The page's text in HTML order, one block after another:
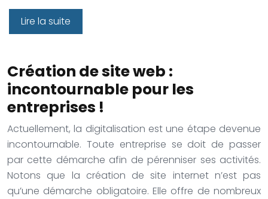
Lire la suite
Création de site web :
incontournable pour les
entreprises !
Actuellement, la digitalisation est une étape devenue
incontournable. Toute entreprise se doit de passer
par cette démarche afin de pérenniser ses activités.
Notons que la création de site internet n’est pas
qu’une démarche obligatoire. Elle offre de nombreux